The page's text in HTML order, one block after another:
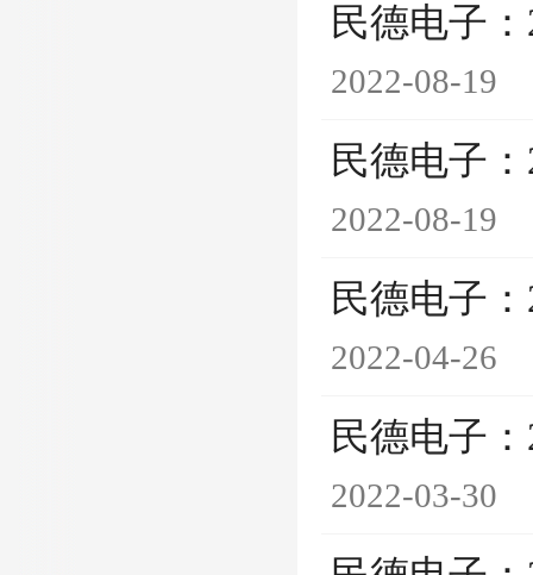
民德电子
2022-08-19
民德电子
2022-08-19
民德电子
2022-04-26
民德电子
2022-03-30